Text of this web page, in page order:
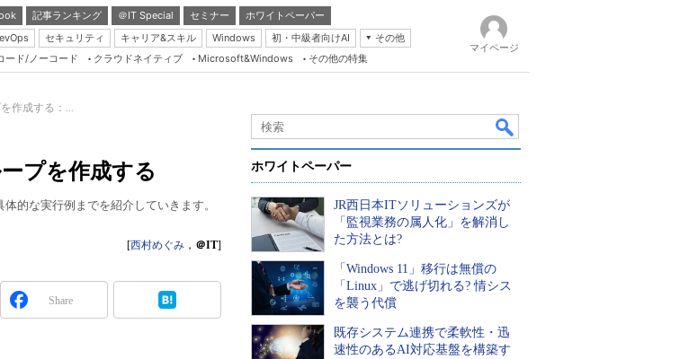
記事ランキング ＠IT Special セミナー
ホワイトペーパー
セキュリティ キャリア&スキル Windows 初・中級者向けAI
その他
Server & Storage
Database Expert
Linux ＆ OSS
Master of IP Network
Security & Trust
ード/ノーコード クラウドネイティブ Microsoft&Windows その他の特集
マイページ
作成する：...
プを作成する
的な実行例までを紹介していきます。
[西村めぐみ ， ＠IT]
Share
ホワイトペーパー
JR西日本ITソリューションズが
「監視業務の属人化」を解消し
た方法とは?
「Windows 11」移行は無償の
「Linux」で逃げ切れる? 情シス
を襲う代償
既存システム連携で柔軟性・迅
速性のあるAI対応基盤を構築す